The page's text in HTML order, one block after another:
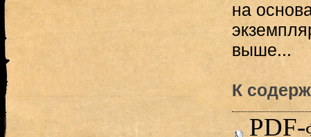
на
выше...
К
PDF-